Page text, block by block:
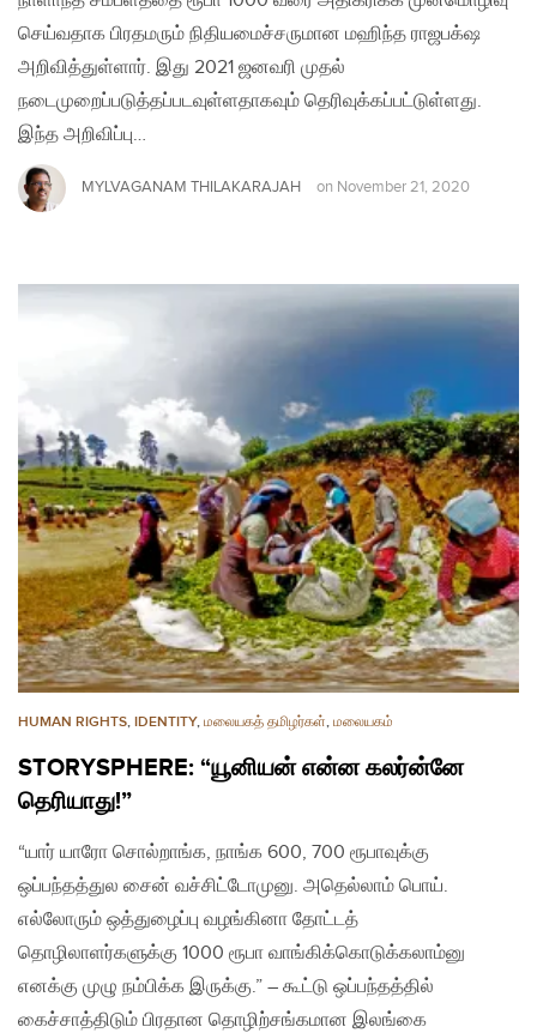
செய்வதாக பிரதமரும் நிதியமைச்சருமான மஹிந்த ராஜபக்‌ஷ
அறிவித்துள்ளார். இது 2021 ஜனவரி முதல்
நடைமுறைப்படுத்தப்படவுள்ளதாகவும் தெரிவுக்கப்பட்டுள்ளது.
இந்த அறிவிப்பு…
MYLVAGANAM THILAKARAJAH on November 21, 2020
HUMAN RIGHTS, IDENTITY, மலையகத் தமிழர்கள், மலையகம்
STORYSPHERE: “யூனியன் என்ன கலர்ன்னே
தெரியாது!”
“யார் யாரோ சொல்றாங்க, நாங்க 600, 700 ரூபாவுக்கு
ஒப்பந்தத்துல சைன் வச்சிட்டோமுனு. அதெல்லாம் பொய்.
எல்லோரும் ஒத்துழைப்பு வழங்கினா தோட்டத்
தொழிலாளர்களுக்கு 1000 ரூபா வாங்கிக்கொடுக்கலாம்னு
எனக்கு முழு நம்பிக்க இருக்கு.” – கூட்டு ஒப்பந்தத்தில்
கைச்சாத்திடும் பிரதான தொழிற்சங்கமான இலங்கை